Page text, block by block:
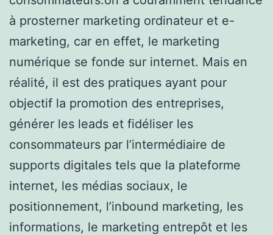
à prosterner marketing ordinateur et e-
marketing, car en effet, le marketing
numérique se fonde sur internet. Mais en
réalité, il est des pratiques ayant pour
objectif la promotion des entreprises,
générer les leads et fidéliser les
consommateurs par l’intermédiaire de
supports digitales tels que la plateforme
internet, les médias sociaux, le
positionnement, l’inbound marketing, les
informations, le marketing entrepôt et les